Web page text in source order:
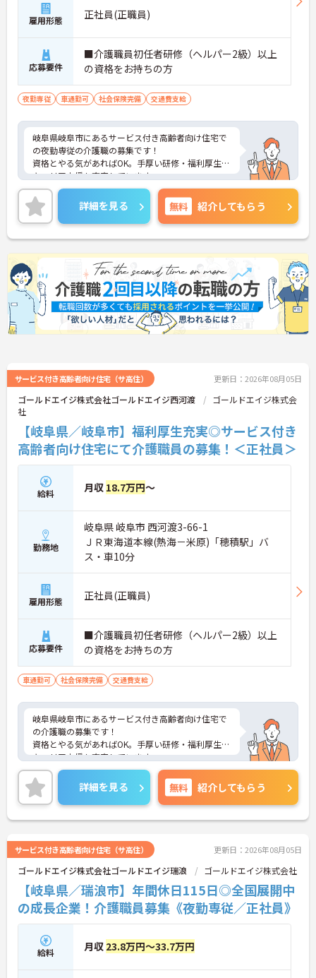
雇用形態 正社員(正職員)
応募要件
■介護職員初任者研修（ヘルパー2級）以上
の資格をお持ちの方
夜勤専従 車通勤可 社会保険完備 交通費支給
岐阜県岐阜市にあるサービス付き高齢者向け住宅で
の夜勤専従の介護職の募集です！
資格とやる気があればOK。手厚い研修・福利厚生で
キャリア支援も充実しています。
家族手当やリフレッシュ手当など手当も充実で高待
遇＆働きやすさを両立した職場です。
利用者様の笑顔のために一所懸命になれる方・チー
ム連携を大切に勤務出来る方を歓迎しています。
ご興味がある方は、ご面接のポイントをお伝えしま
すので、お気軽にお問い合わせください。
詳細を見る 無料 紹介してもらう
サービス付き高齢者向け住宅（サ高住） 更新日：2026年08月05日
ゴールドエイジ株式会社ゴールドエイジ西河渡
ゴールドエイジ株式会
社
【岐阜県／岐阜市】福利厚生充実◎サービス付き
高齢者向け住宅にて介護職員の募集！＜正社員＞
給料 月収 18.7万円～
勤務地
岐阜県 岐阜市 西河渡3-66-1
ＪＲ東海道本線(熱海－米原)「穂積駅」バ
ス・車10分
雇用形態 正社員(正職員)
応募要件
■介護職員初任者研修（ヘルパー2級）以上
の資格をお持ちの方
車通勤可 社会保険完備 交通費支給
岐阜県岐阜市にあるサービス付き高齢者向け住宅で
の介護職の募集です！
資格とやる気があればOK。手厚い研修・福利厚生で
キャリア支援も充実しています。
家族手当やリフレッシュ手当など手当も充実で高待
遇＆働きやすさを両立した職場です。
利用者様の笑顔のために一所懸命になれる方・チー
ム連携を大切に勤務出来る方を歓迎しています。
ご興味がある方は、ご面接のポイントをお伝えしま
詳細を見る 無料 紹介してもらう
サービス付き高齢者向け住宅（サ高住） 更新日：2026年08月05日
ゴールドエイジ株式会社ゴールドエイジ瑞浪 ゴールドエイジ株式会社
【岐阜県／瑞浪市】年間休日115日◎全国展開中
の成長企業！介護職員募集《夜勤専従／正社員》
給料 月収 23.8万円～33.7万円